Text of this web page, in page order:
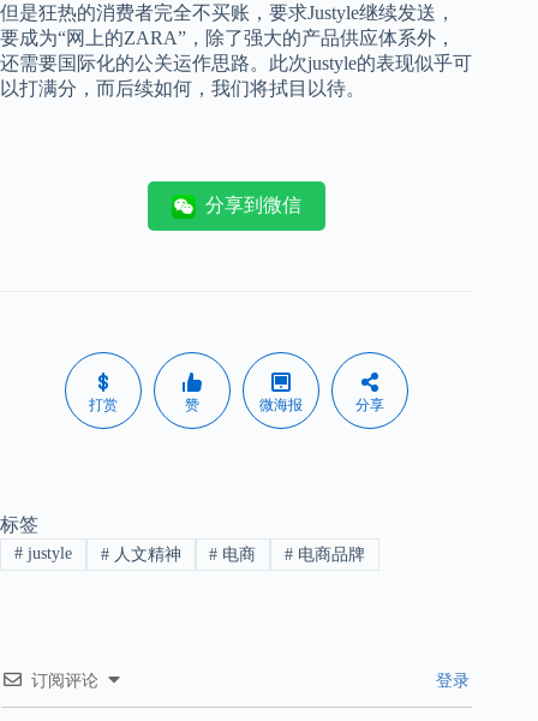
但是狂热的消费者完全不买账，要求Justyle继续发送，
要成为“网上的ZARA”，除了强大的产品供应体系外，
还需要国际化的公关运作思路。此次justyle的表现似乎可
以打满分，而后续如何，我们将拭目以待。
分享到微信
打赏 赞 微海报 分享
标签
#justyle #人文精神 # 电商 # 电商品牌
订阅评论 登录